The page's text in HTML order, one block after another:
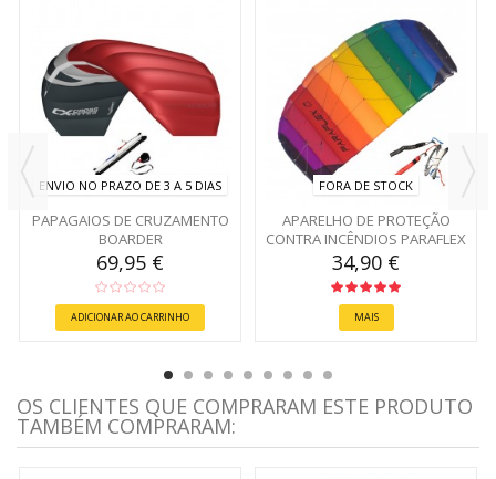
ENVIO NO PRAZO DE 3 A 5 DIAS
PAPAGAIOS DE CRUZAMENTO
BOARDER
69,95 €
ADICIONAR AO CARRINHO
FORA DE STOCK
APARELHO DE PROTEÇÃO
CONTRA INCÊNDIOS PARAFLEX
BASIC
34,90 €
MAIS
OS CLIENTES QUE COMPRARAM ESTE PRODUTO
TAMBÉM COMPRARAM: